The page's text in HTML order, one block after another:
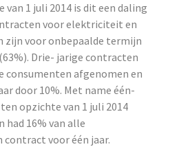
1 juli 2014 is dit een daling
voor elektriciteit en
zijn voor onbepaalde termijn
Drie- jarige contracten
consumenten afgenomen en
door 10%. Met name één-
opzichte van 1 juli 2014
had 16% van alle
contract voor één jaar.